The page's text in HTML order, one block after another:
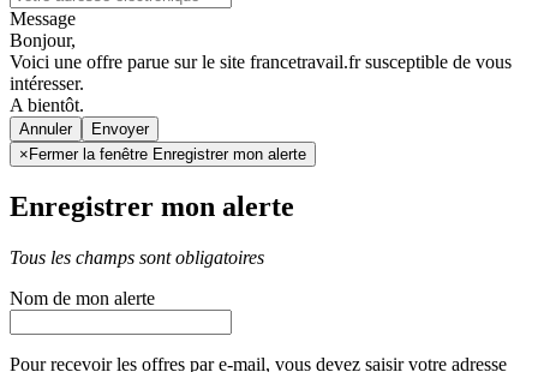
Message
Bonjour,
Voici une offre parue sur le site francetravail.fr susceptible de vous
intéresser.
A bientôt.
Annuler
× Fermer la fenêtre Enregistrer mon alerte
Enregistrer mon alerte
Tous les champs sont obligatoires
Nom de mon alerte
Pour recevoir les offres par e-mail, vous devez saisir votre adresse